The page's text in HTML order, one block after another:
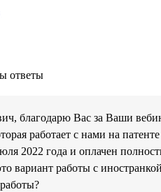
ответы
благодарю Вас за Ваши
работает с нами на
2022 года и оплачен
вариант работы с